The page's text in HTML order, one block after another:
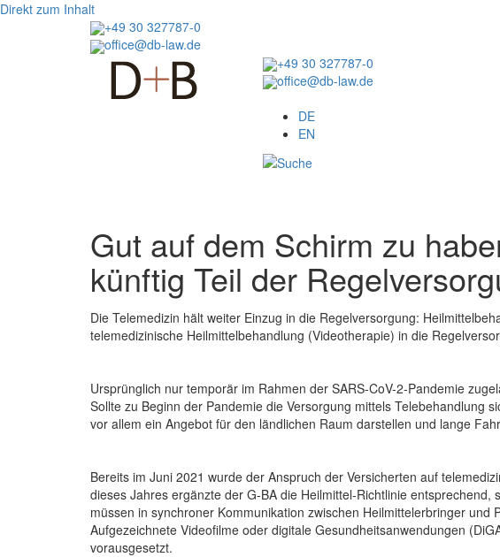
Direkt zum Inhalt
+49 30 327787-0
office@db-law.de
+49 30 327787-0
office@db-law.de
DE
EN
Gut auf dem Schirm zu
künftig Teil der
Die Telemedizin hält weiter Einzug in die Regelversorgung:
telemedizinische Heilmittelbehandlung (Videotherapie) in die
Ursprünglich nur temporär im Rahmen der SARS-CoV-2-Pandemie
Sollte zu Beginn der Pandemie die Versorgung mittels Telebehandlung
vor allem ein Angebot für den ländlichen Raum darstellen und lange
Bereits im Juni 2021 wurde der Anspruch der Versicherten auf
dieses Jahres ergänzte der G-BA die Heilmittel-Richtlinie
müssen in synchroner Kommunikation zwischen Heilmittelerbringer
Aufgezeichnete Videofilme oder digitale Gesundheitsanwendungen
vorausgesetzt.